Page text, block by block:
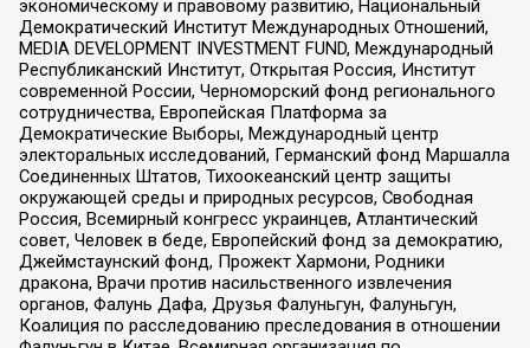
экономическому и правовому развитию, Национальный
Демократический Институт Международных Отношений,
MEDIA DEVELOPMENT INVESTMENT FUND, Международный
Республиканский Институт, Открытая Россия, Институт
современной России, Черноморский фонд регионального
сотрудничества, Европейская Платформа за
Демократические Выборы, Международный центр
электоральных исследований, Германский фонд Маршалла
Соединенных Штатов, Тихоокеанский центр защиты
окружающей среды и природных ресурсов, Свободная
Россия, Всемирный конгресс украинцев, Атлантический
совет, Человек в беде, Европейский фонд за демократию,
Джеймстаунский фонд, Прожект Хармони, Родники
дракона, Врачи против насильственного извлечения
органов, Фалунь Дафа, Друзья Фалуньгун, Фалуньгун,
Коалиция по расследованию преследования в отношении